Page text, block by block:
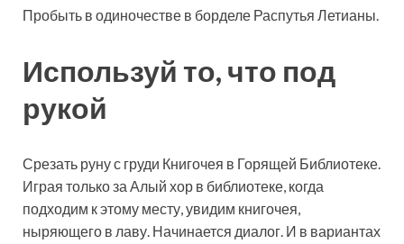
Пробыть в одиночестве в борделе Распутья Летианы.
Используй то, что под
рукой
Срезать руну с груди Книгочея в Горящей Библиотеке.
Играя только за Алый хор в библиотеке, когда
подходим к этому месту, увидим книгочея,
ныряющего в лаву. Начинается диалог. И в вариантах